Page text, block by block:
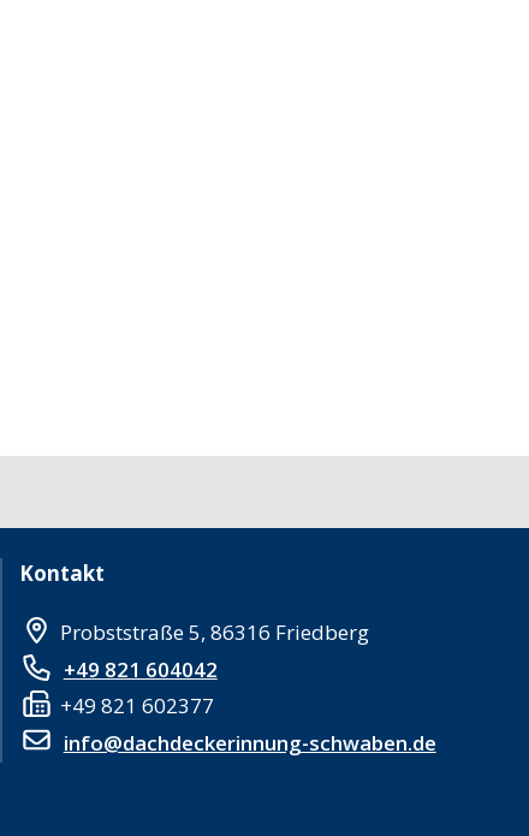
Kontakt
Probststraße 5, 86316 Friedberg
+49 821 604042
+49 821 602377
info@dachdeckerinnung-schwaben.de